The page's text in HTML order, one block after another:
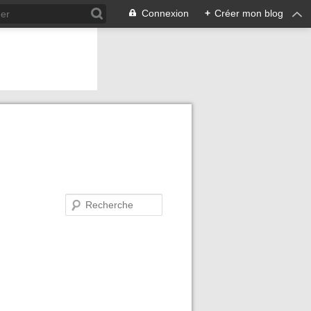
Connexion + Créer mon blog